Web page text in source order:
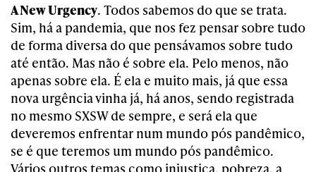
A New Urgency. Todos sabemos do que se trata.
Sim, há a pandemia, que nos fez pensar sobre tudo
de forma diversa do que pensávamos sobre tudo
até então. Mas não é sobre ela. Pelo menos, não
apenas sobre ela. É ela e muito mais, já que essa
nova urgência vinha já, há anos, sendo registrada
no mesmo SXSW de sempre, e será ela que
deveremos enfrentar num mundo pós pandêmico,
se é que teremos um mundo pós pandêmico.
Vários outros temas como injustiça, pobreza, a